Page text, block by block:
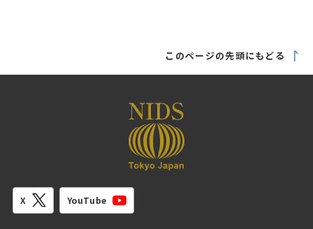
このページの先頭にもどる
X YouTube